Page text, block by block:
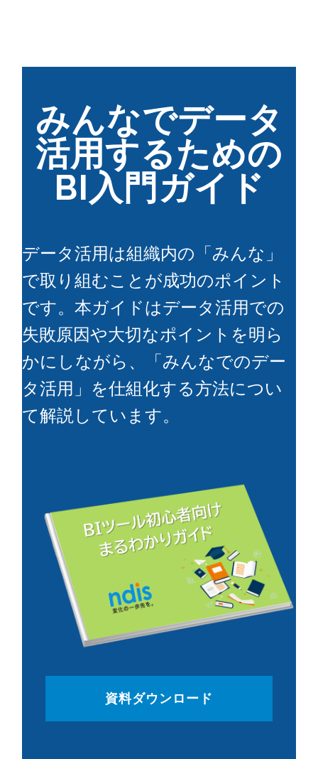
みんなでデータ
活用するための
BI入門ガイド
データ活用は組織内の「みんな」
で取り組むことが成功のポイント
です。本ガイドはデータ活用での
失敗原因や大切なポイントを明ら
かにしながら、「みんなでのデー
タ活用」を仕組化する方法につい
て解説しています。
資料ダウンロード